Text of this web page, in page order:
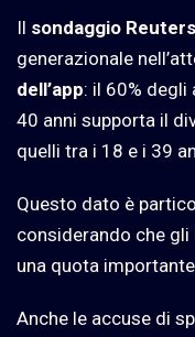
Il sondaggio
generazionale
dell’app: il 60% degli
40 anni supporta il
quelli tra i 18 e i 39
Questo dato è
considerando che
una quota
Anche le accuse di